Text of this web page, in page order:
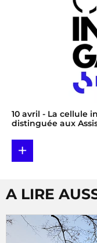
10 avril - La cellule
distinguée aux
+
A LIRE